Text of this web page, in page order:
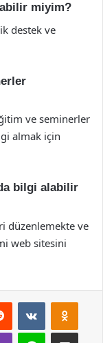
miyim?
destek ve
ve seminerler
almak için
bilgi alabilir
düzenlemekte ve
web sitesini
Reddit VKontakte
Viber Line E-Posta ile